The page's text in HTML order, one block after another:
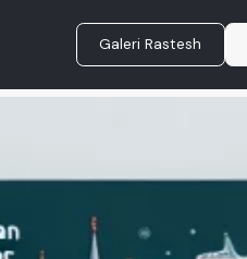
Galeri Rastesh